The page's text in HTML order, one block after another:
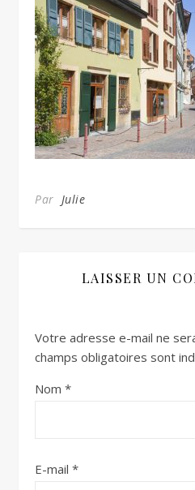
Par Julie
LAISSER UN
Votre adresse e-mail ne
champs obligatoires sont
Nom *
E-mail *